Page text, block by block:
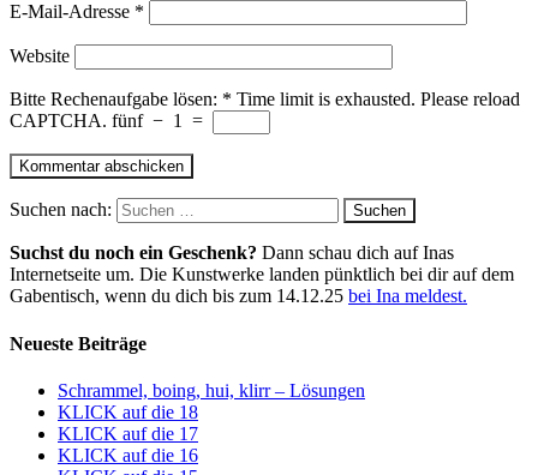
E-Mail-Adresse *
Website
Bitte Rechenaufgabe lösen: * Time limit is exhausted. Please reload
CAPTCHA. fünf − 1 =
Suchen nach:
Suchst du noch ein Geschenk? Dann schau dich auf Inas
Internetseite um. Die Kunstwerke landen pünktlich bei dir auf dem
Gabentisch, wenn du dich bis zum 14.12.25 bei Ina meldest.
Neueste Beiträge
Schrammel, boing, hui, klirr – Lösungen
KLICK auf die 18
KLICK auf die 17
KLICK auf die 16